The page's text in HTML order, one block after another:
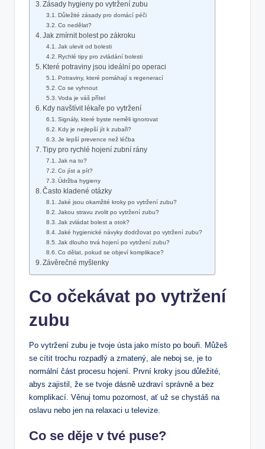
Zásady ‍hygieny po vytržení zubu
Důležité ‍zásady⁣ pro ⁢domácí péči
Co nedělat?
Jak zmírnit ⁢bolest po zákroku
Jak ulevit od bolesti
Rychlé tipy pro zvládání bolesti
Které potraviny jsou ‍ideální po ‍operaci
Potraviny, které⁤ pomáhají s regenerací
Co⁣ se vyhnout
Voda je⁤ váš přítel
Kdy navštívit lékaře po⁢ vytržení
Signály, které ​byste neměli⁢ ignorovat
Kdy je nejlepší jít k⁣ zubaři?
Je lepší prevence ⁤než léčba
Tipy pro rychlé hojení⁤ zubní rány
Jak na ‍to?
Co jíst a ⁢pít?
Údržba hygieny
Často kladené otázky
Jaké jsou okamžité kroky po vytržení⁣ zubu?
Jakou stravu ⁣zvolit po vytržení zubu?
Jak zvládat bolest a otok?
Jaké hygienické návyky dodržovat po vytržení zubu?
Jak dlouho trvá hojení po vytržení​ zubu?
Co dělat, pokud se objeví komplikace?
Závěrečné ⁢myšlenky
Co očekávat po ​vytržení‌
zubu
Po vytržení zubu je tvoje ústa jako místo po bouři.‍ Můžeš
se cítit trochu ⁣rozpadlý ⁤a zmatený, ale ⁢neboj se,​ je to
normální část procesu hojení. ⁣První kroky jsou důležité,
abys zajistil, že se tvoje dásně uzdraví správně a bez
komplikací. Věnuj tomu pozornost, ať ​už se‌ chystáš na
⁣oslavu nebo⁣ jen na relaxaci u ‌televize.
Co⁤ se děje v tvé puse?